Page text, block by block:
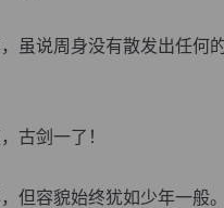
说周身没有散发出任何
剑一了！
容貌始终犹如少年一般